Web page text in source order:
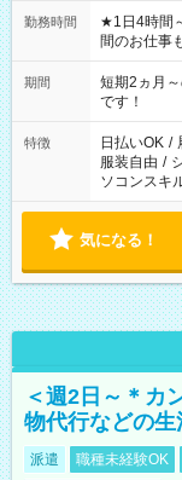
勤務時間
★1日4時間
間のお仕事
家庭の都合
※週最低15
期間
短期2ヵ月
です！
特徴 日払いOK /
服装自由 /
ソコンスキ
気になる！
＜週2日～＊カ
物代行などの生
派遣 職種未経験OK